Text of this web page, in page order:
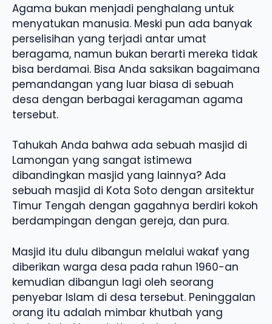
Agama bukan menjadi penghalang untuk
menyatukan manusia. Meski pun ada banyak
perselisihan yang terjadi antar umat
beragama, namun bukan berarti mereka tidak
bisa berdamai. Bisa Anda saksikan bagaimana
pemandangan yang luar biasa di sebuah
desa dengan berbagai keragaman agama
tersebut.
Tahukah Anda bahwa ada sebuah masjid di
Lamongan yang sangat istimewa
dibandingkan masjid yang lainnya? Ada
sebuah masjid di Kota Soto dengan arsitektur
Timur Tengah dengan gagahnya berdiri kokoh
berdampingan dengan gereja, dan pura.
Masjid itu dulu dibangun melalui wakaf yang
diberikan warga desa pada rahun 1960-an
kemudian dibangun lagi oleh seorang
penyebar Islam di desa tersebut. Peninggalan
orang itu adalah mimbar khutbah yang